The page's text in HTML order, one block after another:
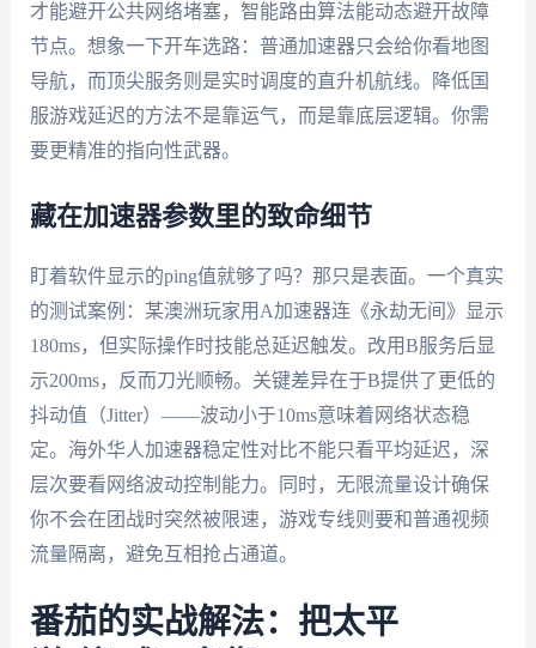
才能避开公共网络堵塞，智能路由算法能动态避开故障
节点。想象一下开车选路：普通加速器只会给你看地图
导航，而顶尖服务则是实时调度的直升机航线。降低国
服游戏延迟的方法不是靠运气，而是靠底层逻辑。你需
要更精准的指向性武器。
藏在加速器参数里的致命细节
盯着软件显示的ping值就够了吗？那只是表面。一个真实
的测试案例：某澳洲玩家用A加速器连《永劫无间》显示
180ms，但实际操作时技能总延迟触发。改用B服务后显
示200ms，反而刀光顺畅。关键差异在于B提供了更低的
抖动值（Jitter）——波动小于10ms意味着网络状态稳
定。海外华人加速器稳定性对比不能只看平均延迟，深
层次要看网络波动控制能力。同时，无限流量设计确保
你不会在团战时突然被限速，游戏专线则要和普通视频
流量隔离，避免互相抢占通道。
番茄的实战解法：把太平